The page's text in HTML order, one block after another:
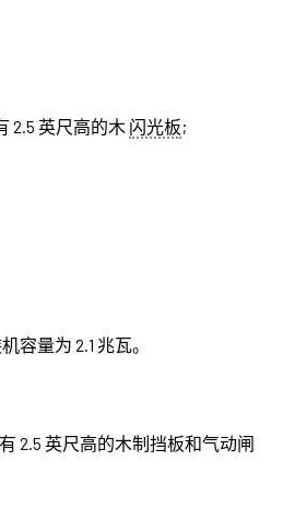
2.5 英尺高的木 闪光板;
量为 2.1 兆瓦。
2.5 英尺高的木制挡板和气动闸